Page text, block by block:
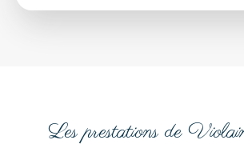
Les prestations de